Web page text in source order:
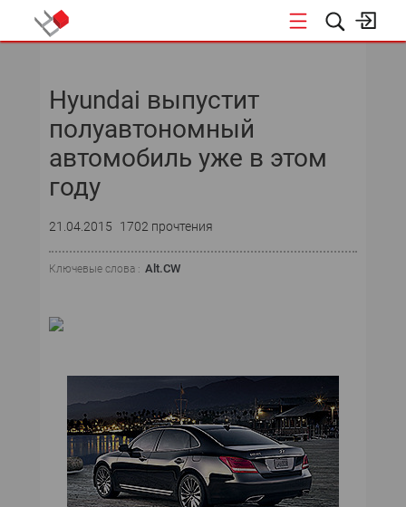
Hyundai выпустит
полуавтономный
автомобиль уже в этом
году
21.04.2015 1702 прочтения
Ключевые слова : Alt.CW